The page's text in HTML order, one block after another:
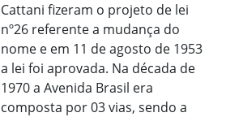
Cattani fizeram o projeto de lei
nº26 referente a mudança do
nome e em 11 de agosto de 1953
a lei foi aprovada. Na década de
1970 a Avenida Brasil era
composta por 03 vias, sendo a